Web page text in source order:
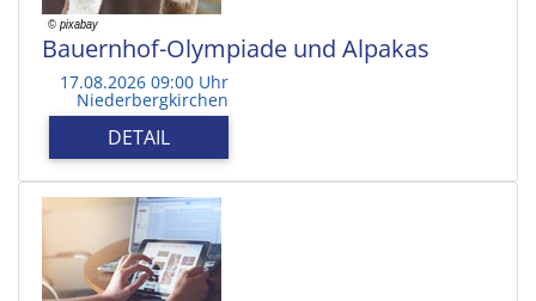
Bauernhof-Olympiade und Alpakas
17.08.2026 09:00 Uhr
Niederbergkirchen
DETAIL